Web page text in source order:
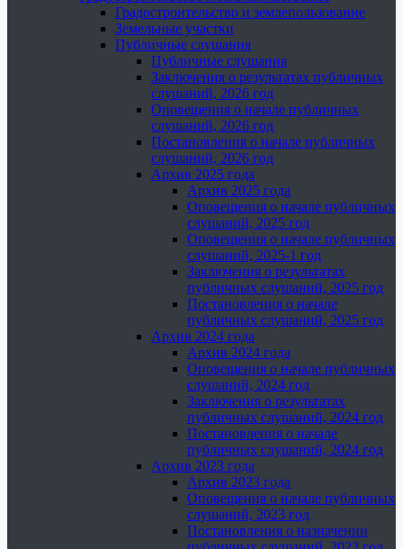
Градостроительство и землепользование
Земельные участки
Публичные слушания
Публичные слушания
Заключения о результатах публичных
слушаний, 2026 год
Оповещения о начале публичных
слушаний, 2026 год
Постановления о начале публичных
слушаний, 2026 год
Архив 2025 года
Архив 2025 года
Оповещения о начале публичных
слушаний, 2025 год
Оповещения о начале публичных
слушаний, 2025-1 год
Заключения о результатах
публичных слушаний, 2025 год
Постановления о начале
публичных слушаний, 2025 год
Архив 2024 года
Архив 2024 года
Оповещения о начале публичных
слушаний, 2024 год
Заключения о результатах
публичных слушаний, 2024 год
Постановления о начале
публичных слушаний, 2024 год
Архив 2023 года
Архив 2023 года
Оповещения о начале публичных
слушаний, 2023 год
Постановления о назначении